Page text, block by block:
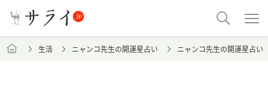
生活 ニャンコ先生の開運星占い ニャンコ先生の開運星占